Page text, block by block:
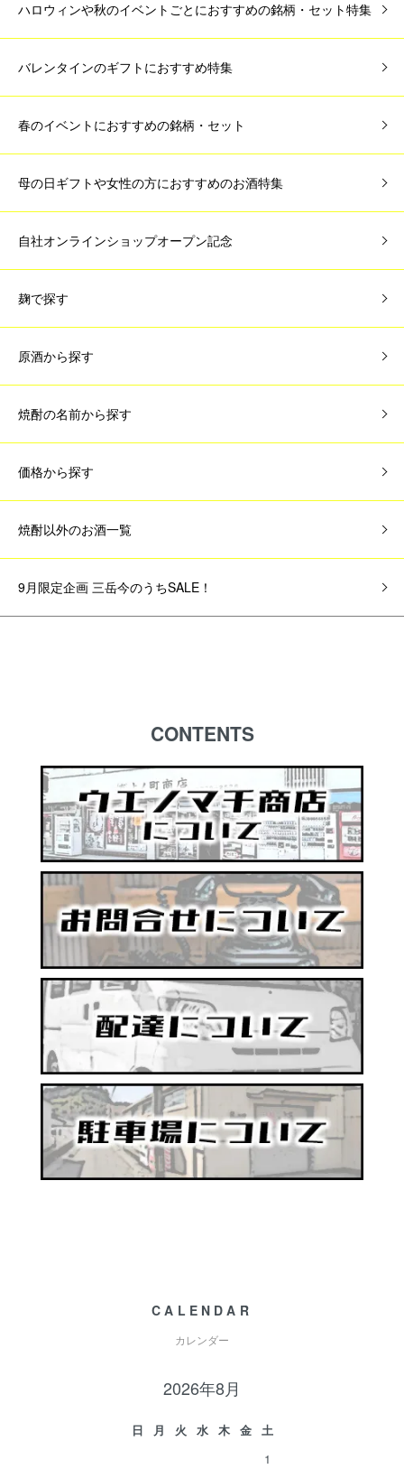
ハロウィンや秋のイベントごとにおすすめの銘柄・セット特集
バレンタインのギフトにおすすめ特集
春のイベントにおすすめの銘柄・セット
母の日ギフトや女性の方におすすめのお酒特集
自社オンラインショップオープン記念
麹で探す
原酒から探す
焼酎の名前から探す
価格から探す
焼酎以外のお酒一覧
9月限定企画 三岳今のうちSALE！
CONTENTS
CALENDAR
カレンダー
2026年8月
日 月 火 水 木 金
土
1